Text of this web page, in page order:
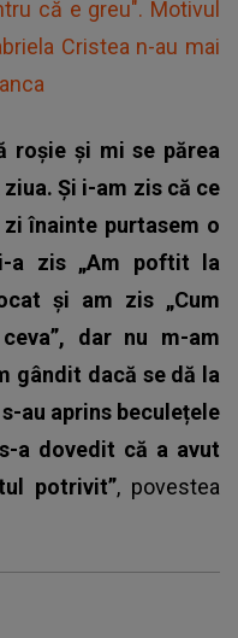
că e greu". Motivul
Cristea n-au mai
roșie și mi se părea
Și i-am zis că ce
înainte purtasem o
a zis „Am poftit la
și am zis „Cum
dar nu m-am
gândit dacă se dă la
au aprins beculețele
a dovedit că a avut
potrivit”, povestea